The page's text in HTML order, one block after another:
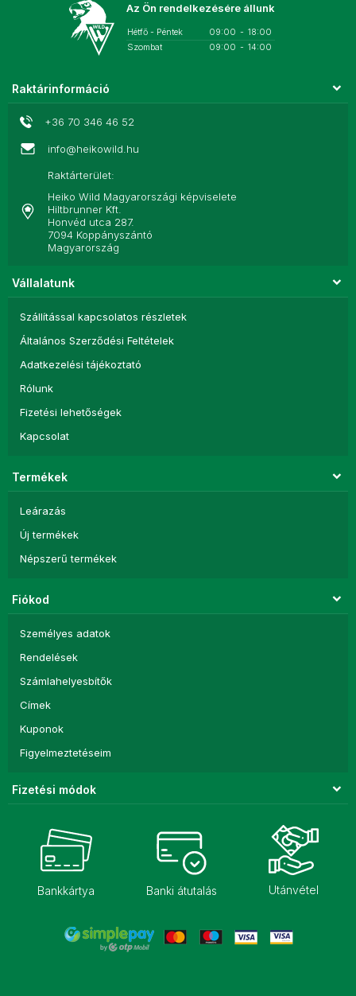
Az Ön rendelkezésére állunk
Hétfő - Péntek 09:00 - 18:00
Szombat
09:00 - 14:00
Raktárinformáció
+36 70 346 46 52
info@heikowild.hu
Raktárterület:
Heiko Wild Magyarországi képviselete
Hiltbrunner Kft.
Honvéd utca 287.
7094 Koppányszántó
Magyarország
Vállalatunk
Szállítással kapcsolatos részletek
Általános Szerződési Feltételek
Adatkezelési tájékoztató
Rólunk
Fizetési lehetőségek
Kapcsolat
Termékek
Leárazás
Új termékek
Népszerű termékek
Fiókod
Személyes adatok
Rendelések
Számlahelyesbítők
Címek
Kuponok
Figyelmeztetéseim
Fizetési módok
Bankkártya Banki átutalás Utánvétel